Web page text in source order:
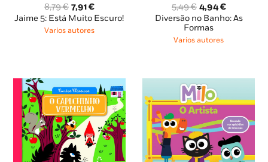
8,79€ O
preço
original
7,91€O
preço
atual
Jaime 5: Está Muito Escuro!
Varios autores
5,49€ O
preço
original
era:
4,94€O
preço
Diversão no Banho: As
Formas
Varios autores